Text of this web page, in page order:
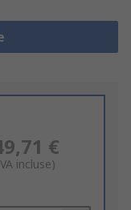
€
incluse)